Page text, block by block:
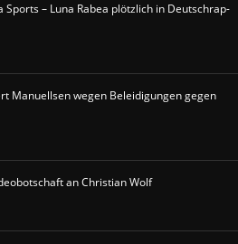
Sports – Luna Rabea plötzlich in Deutschrap-
Manuellsen wegen Beleidigungen gegen
an Christian Wolf